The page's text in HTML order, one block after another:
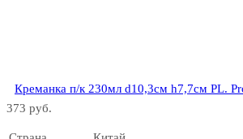
Креманка п/к 230мл d10,3см h7,7см PL.
373 руб.